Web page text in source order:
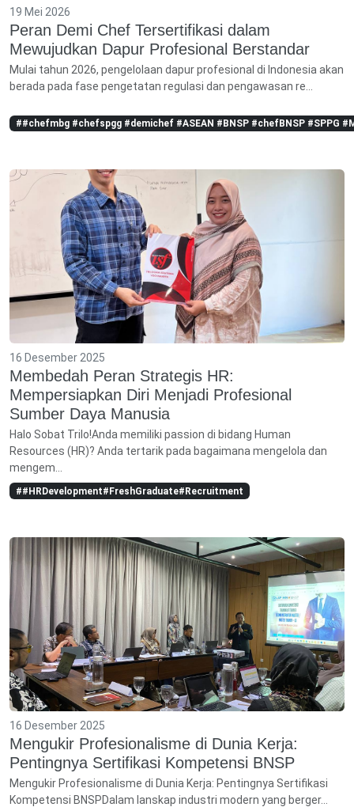
19 Mei 2026
Peran Demi Chef Tersertifikasi dalam
Mewujudkan Dapur Profesional Berstandar
Mulai tahun 2026, pengelolaan dapur profesional di Indonesia akan
berada pada fase pengetatan regulasi dan pengawasan re...
##chefmbg #chefspgg #demichef #ASEAN #BNSP #chefBNSP #SPPG
16 Desember 2025
Membedah Peran Strategis HR:
Mempersiapkan Diri Menjadi Profesional
Sumber Daya Manusia
Halo Sobat Trilo!Anda memiliki passion di bidang Human
Resources (HR)? Anda tertarik pada bagaimana mengelola dan
mengem...
##HRDevelopment#FreshGraduate#Recruitment
16 Desember 2025
Mengukir Profesionalisme di Dunia Kerja:
Pentingnya Sertifikasi Kompetensi BNSP
Mengukir Profesionalisme di Dunia Kerja: Pentingnya Sertifikasi
Kompetensi BNSPDalam lanskap industri modern yang berger...